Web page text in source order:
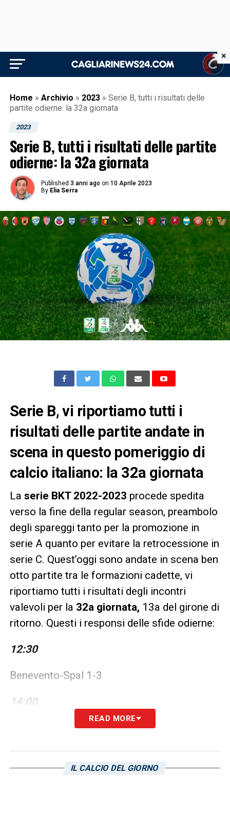
Home » Archivio » 2023 » Serie B, tutti i risultati delle
partite odierne: la 32a giornata
2023
Serie B, tutti i risultati delle partite
odierne: la 32a giornata
Published 3 anni ago on 10 Aprile 2023
By Elia Serra
Serie B, vi riportiamo tutti i
risultati delle partite andate in
scena in questo pomeriggio di
calcio italiano: la 32a giornata
La serie BKT 2022-2023 procede spedita
verso la fine della regular season, preambolo
degli spareggi tanto per la promozione in
serie A quanto per evitare la retrocessione in
serie C. Quest’oggi sono andate in scena ben
otto partite tra le formazioni cadette, vi
riportiamo tutti i risultati degli incontri
valevoli per la 32a giornata, 13a del girone di
ritorno. Questi i responsi delle sfide odierne:
12:30
Benevento-Spal 1-3
14:00
Frosinone-Ascoli 2-0
Sudtirol-Bari 0-1
READ MORE
IL CALCIO DEL GIORNO
×